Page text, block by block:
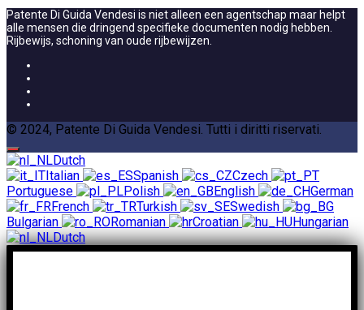
Patente Di Guida Vendesi is niet alleen een agentschap maar helpt
alle mensen die dringend specifieke documenten nodig hebben.
Rijbewijs, schoning van oude rijbewijzen.
© 2024, Patente Di Guida Vendesi. Tutti i diritti riservati.
Dutch
Italian
Spanish
Czech
Portuguese
Polish English
German
French
Turkish
Swedish
Bulgarian
Romanian Croatian
Hungarian
Dutch